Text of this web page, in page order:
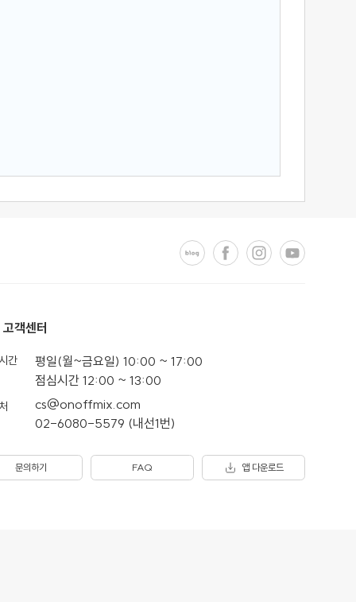
고객센터
간
평일(월~금요일) 10:00 ~ 17:00
점심시간 12:00 ~ 13:00
cs@onoffmix.com
02-6080-5579 (내선1번)
문의하기 FAQ 앱 다운로드